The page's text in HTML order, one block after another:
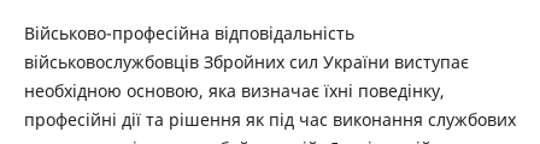
Військово-професійна відповідальність
військовослужбовців Збройних сил України виступає
необхідною основою, яка визначає їхні поведінку,
професійні дії та рішення як під час виконання службових